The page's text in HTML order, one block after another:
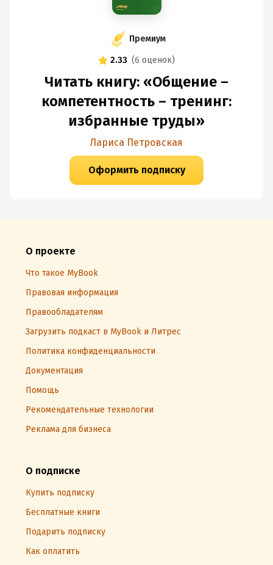
Премиум
2.33 (6 оценок)
Читать книгу: «Общение –
компетентность – тренинг:
избранные труды»
Лариса Петровская
Оформить подписку
О проекте
Что такое MyBook
Правовая информация
Правообладателям
Загрузить подкаст в MyBook и Литрес
Политика конфиденциальности
Документация
Помощь
Рекомендательные технологии
Реклама для бизнеса
О подписке
Купить подписку
Бесплатные книги
Подарить подписку
Как оплатить